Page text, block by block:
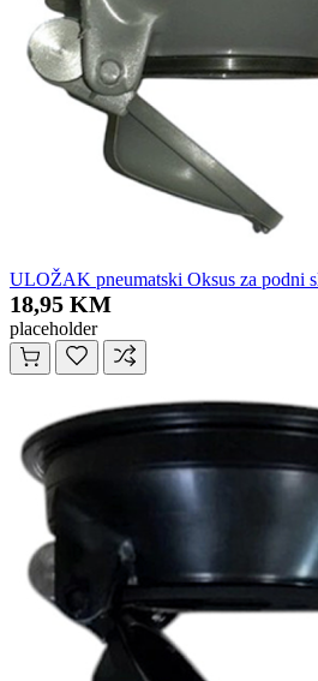
ULOŽAK pneumatski Oksus za podni
18,95 KM
placeholder